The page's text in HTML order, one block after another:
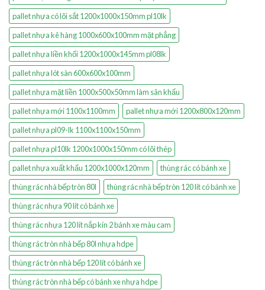
pallet nhựa có lõi sắt 1200x1000x150mm pl10lk
pallet nhựa kê hàng 1000x600x100mm mặt phẳng
pallet nhựa liền khối 1200x1000x145mm pl08lk
pallet nhựa lót sàn 600x600x100mm
pallet nhựa mặt liền 1000x500x50mm làm sân khấu
pallet nhựa mới 1100x1100mm
pallet nhựa mới 1200x800x120mm
pallet nhựa pl09-lk 1100x1100x150mm
pallet nhựa pl10lk 1200x1000x150mm có lõi thép
pallet nhựa xuất khẩu 1200x1000x120mm
thùng rác có bánh xe
thùng rác nhà bếp tròn 80l
thùng rác nhà bếp tròn 120 lít có bánh xe
thùng rác nhựa 90 lít có bánh xe
thùng rác nhựa 120 lít nắp kín 2 bánh xe màu cam
thùng rác tròn nhà bếp 80l nhựa hdpe
thùng rác tròn nhà bếp 120 lít có bánh xe
thùng rác tròn nhà bếp có bánh xe nhựa hdpe